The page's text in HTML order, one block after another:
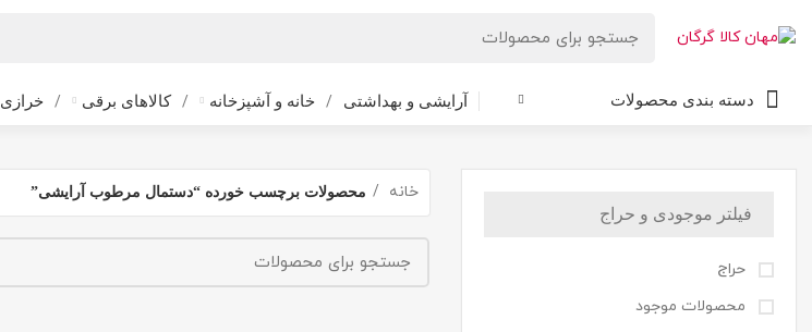
دسته بندی محصولات آرایشی و بهداشتی خانه و آشپزخانه کالاهای برقی خرازی
فیلتر موجودی و حراج
حراج
محصولات موجود
خانه محصولات برچسب خورده “دستمال مرطوب آرایشی”